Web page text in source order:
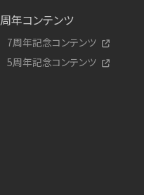
周年コンテンツ
7周年記念コンテンツ
5周年記念コンテンツ